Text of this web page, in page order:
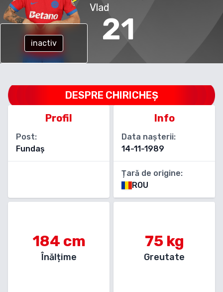
inactiv 21
Vlad
DESPRE CHIRICHEȘ
Profil
Post:
Fundaș
Info
Data nașterii:
14-11-1989
Țară de origine:
ROU
184 cm
Înălțime
75kg
Greutate